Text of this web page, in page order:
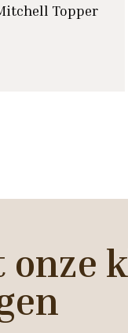
Topper
onze